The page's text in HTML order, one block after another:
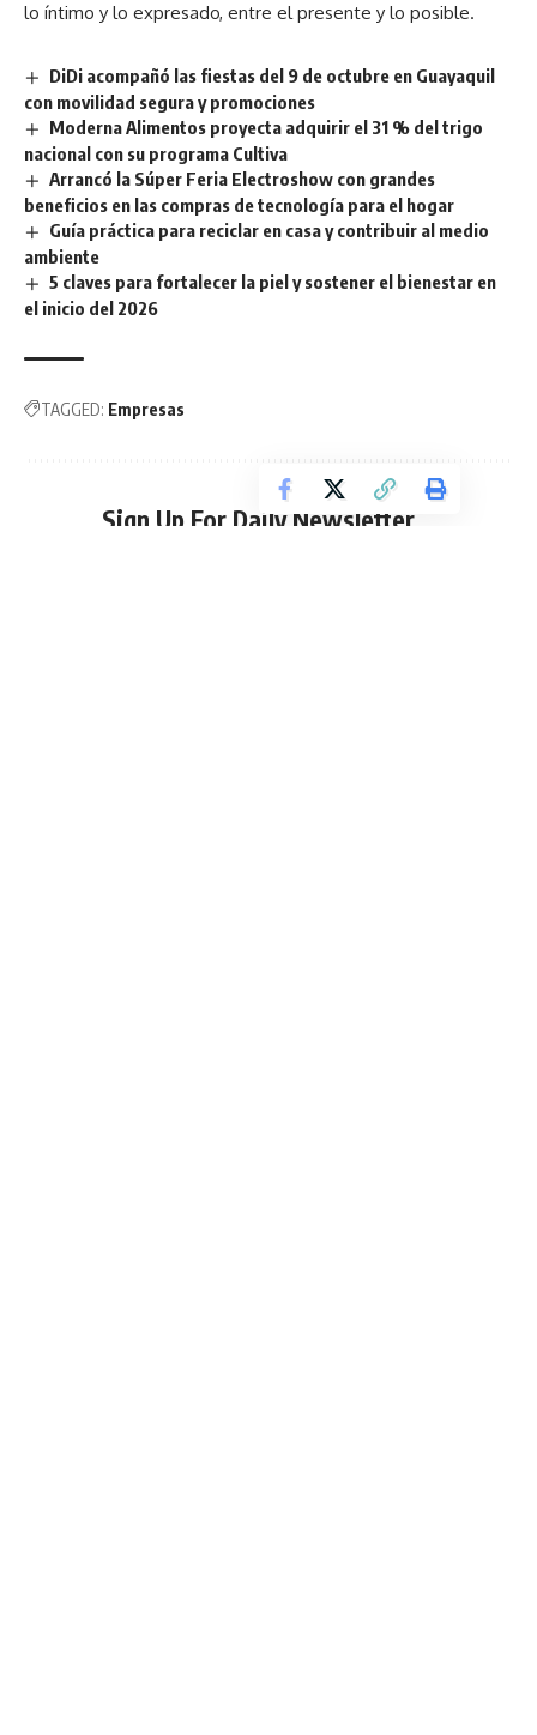
lo íntimo y lo expresado, entre el presente y lo posible.
DiDi acompañó las fiestas del 9 de octubre en Guayaquil
con movilidad segura y promociones
Moderna Alimentos proyecta adquirir el 31 % del trigo
nacional con su programa Cultiva
Arrancó la Súper Feria Electroshow con grandes
beneficios en las compras de tecnología para el hogar
Guía práctica para reciclar en casa y contribuir al medio
ambiente
5 claves para fortalecer la piel y sostener el bienestar en
el inicio del 2026
TAGGED: Empresas
Sign Up For Daily Newsletter